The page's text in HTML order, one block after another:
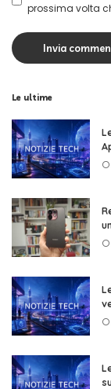
prossima volta
Le ultime